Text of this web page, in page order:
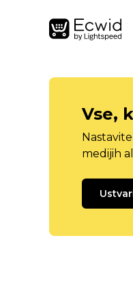
Vse,
medijih